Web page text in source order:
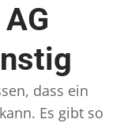
dass ein
Es gibt so